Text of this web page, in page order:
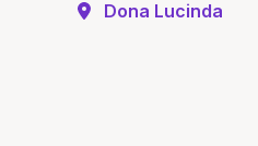
Dona Lucinda